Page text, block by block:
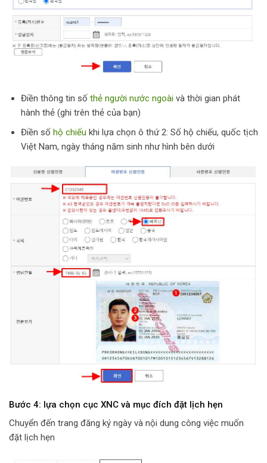
Điền thông tin số thẻ người nước ngoài và thời gian phát
hành thẻ (ghi trên thẻ của bạn)
Điền số hộ chiếu khi lựa chọn ô thứ 2: Số hộ chiếu, quốc tịch
Việt Nam, ngày tháng năm sinh như hình bên dưới
Bước 4: lựa chọn cục XNC và mục đích đặt lịch hẹn
Chuyển đến trang đăng ký ngày và nội dung công việc muốn
đặt lịch hẹn